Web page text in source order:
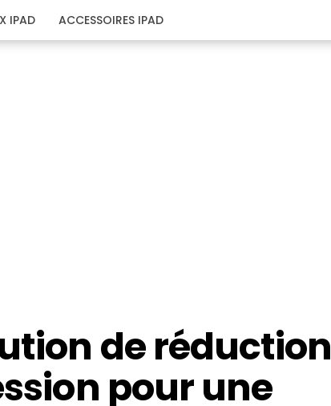
IPAD ACCESSOIRES IPAD
de réduction
pour une